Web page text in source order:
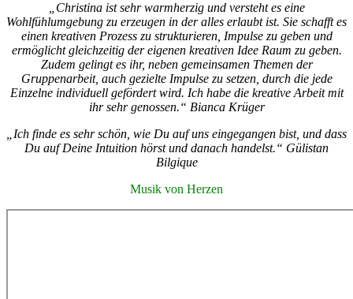
„Christina ist sehr warmherzig und versteht es eine
Wohlfühlumgebung zu erzeugen in der alles erlaubt ist. Sie schafft es
einen kreativen Prozess zu strukturieren, Impulse zu geben und
ermöglicht gleichzeitig der eigenen kreativen Idee Raum zu geben.
Zudem gelingt es ihr, neben gemeinsamen Themen der
Gruppenarbeit, auch gezielte Impulse zu setzen, durch die jede
Einzelne individuell gefördert wird. Ich habe die kreative Arbeit mit
ihr sehr genossen.“ Bianca Krüger
„Ich finde es sehr schön, wie Du auf uns eingegangen bist, und dass
Du auf Deine Intuition hörst und danach handelst.“ Gülistan
Bilgique
Musik von Herzen